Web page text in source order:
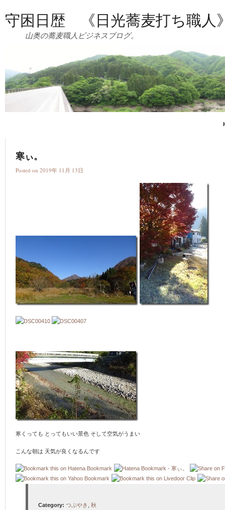
守困日歴 《日光蕎麦打ち職人
山奥の蕎麦職人ビジネスブログ。
寒ぃ。
Posted on 2019年 11月 13日
寒くっても とってもいい景色 そして空気がうまい
こんな朝は 天気が良くなるんです
Category: つぶやき 秋